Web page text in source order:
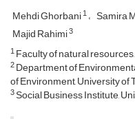
Mehdi Ghorbani1 Samira
Majid Rahimi3
1Faculty of natural
2Department of
of Environment, University of
3Social Business Institute,